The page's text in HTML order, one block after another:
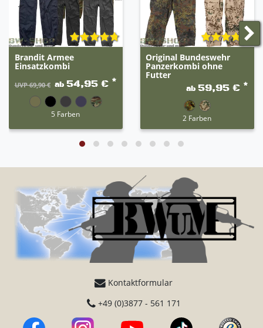
Brandit Armee
Einsatzkombi
UVP 69,90 € ab 54,95 € *
5 Farben
Original Bundeswehr
Panzerkombi ohne
Futter
ab 59,95 € *
2 Farben
Kontaktformular
+49 (0)3877 - 561 171